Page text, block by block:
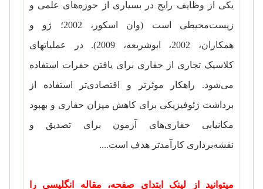
یکی از وظایف رایج در بسیاری از حوزه‌های علمی و
زیست‌محیطی است (وان اسکور، 2002؛ ژو و
همکاران، 2002، ابوشریعه، 2009). در عملیاتهای
کلاسیک تجاری از حفاری برای یافتن حفرات استفاده
می‌شود. راهکار موثرتر و اقتصادی‌تر استفاده از
برداشت ژئوفیزیکی برای کاهش میزان حفاری و بهبود
مکانیابی حفاری‌های آزمون برای تصدیق و
نقشه‌برداری کارآمدتر هدف است....
میتوانید از لینک ابتدای صفحه، مقاله انگلیسی را